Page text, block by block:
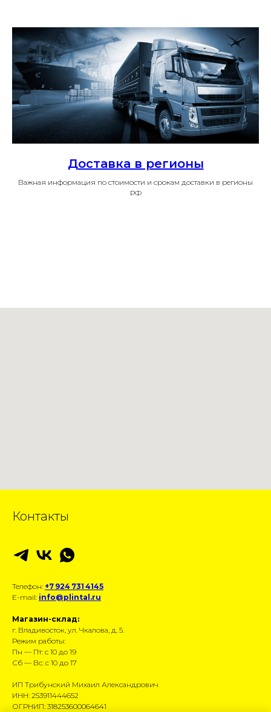
Доставка в регионы
Важная информация по стоимости и срокам доставки в регионы
РФ
Контакты
Телефон: +7 924 731 4145
E-mail: info@plintal.ru
Магазин-склад:
г. Владивосток, ул. Чкалова, д. 5.
Режим работы:
Пн — Пт: с 10 до 19
Сб — Вс: с 10 до 17
ИП Трибунский Михаил Александрович
ИНН: 253911444652
ОГРНИП: 318253600064641